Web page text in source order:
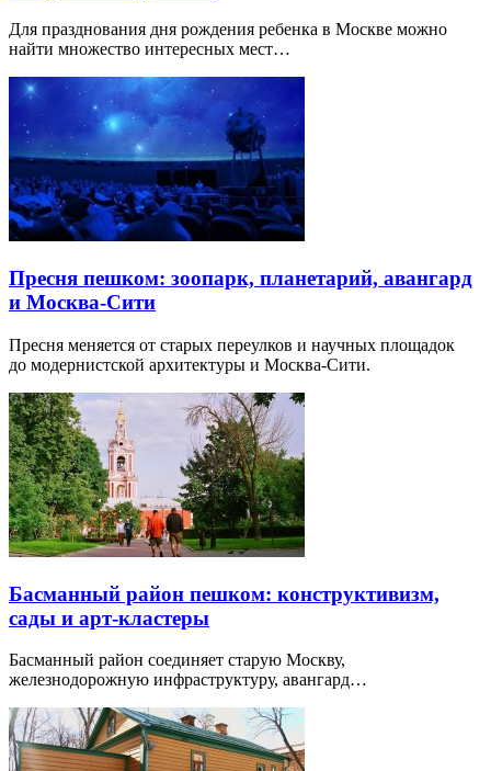
Для празднования дня рождения ребенка в Москве можно
найти множество интересных мест…
Пресня пешком: зоопарк, планетарий, авангард
и Москва-Сити
Пресня меняется от старых переулков и научных площадок
до модернистской архитектуры и Москва-Сити.
Басманный район пешком: конструктивизм,
сады и арт-кластеры
Басманный район соединяет старую Москву,
железнодорожную инфраструктуру, авангард…